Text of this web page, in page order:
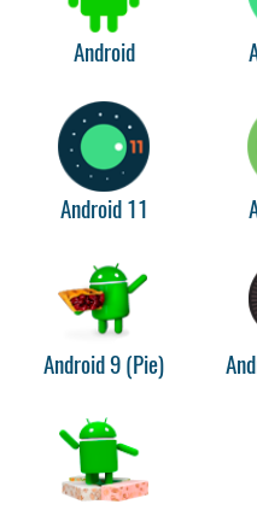
Android
Android 11
Android 9 (Pie)